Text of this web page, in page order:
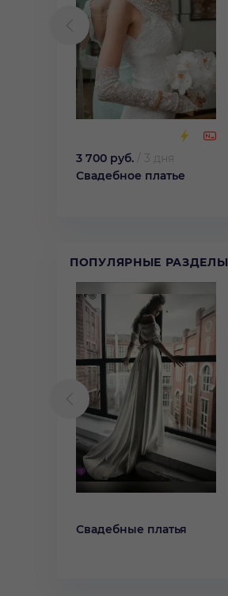
3 700 руб.
3 дня
Свадебное платье
ПОПУЛЯРНЫЕ РАЗДЕЛЫ
Свадебные платья